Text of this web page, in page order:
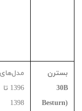
بسترن
B
30
(
Besturn
مدل‌های
1396 تا
1398